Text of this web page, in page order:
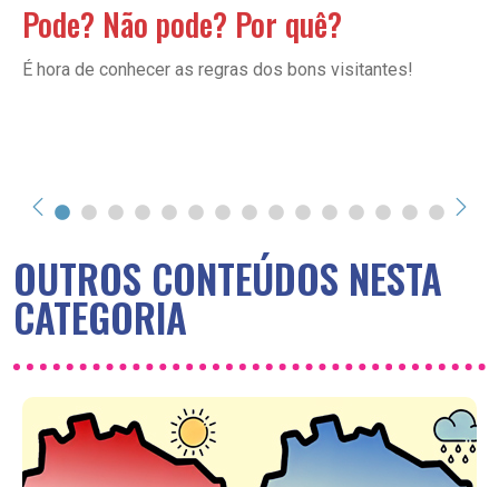
Pode? Não pode? Por quê?
É hora de conhecer as regras dos bons visitantes!
OUTROS CONTEÚDOS NESTA
CATEGORIA